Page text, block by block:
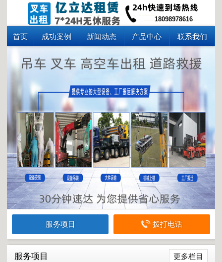
18098978616
首页 成功案例 新闻动态 产品中心 联系我们
服务项目 拨打电话
更多栏目
服务项目